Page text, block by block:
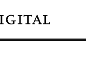
contenido principal